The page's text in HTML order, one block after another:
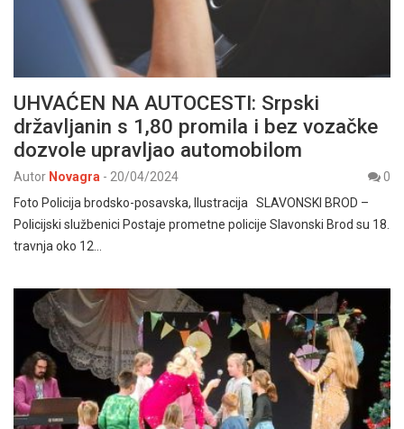
UHVAĆEN NA AUTOCESTI: Srpski
državljanin s 1,80 promila i bez vozačke
dozvole upravljao automobilom
Autor Novagra - 20/04/2024
0
Foto Policija brodsko-posavska, Ilustracija SLAVONSKI BROD –
Policijski službenici Postaje prometne policije Slavonski Brod su 18.
travnja oko 12…